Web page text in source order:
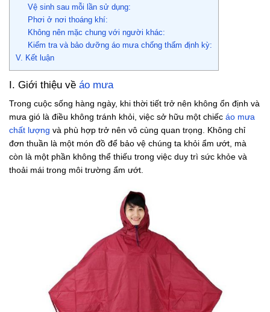
Vệ sinh sau mỗi lần sử dụng:
Phơi ở nơi thoáng khí:
Không nên mặc chung với người khác:
Kiểm tra và bảo dưỡng áo mưa chống thấm định kỳ:
V. Kết luận
I. Giới thiệu về áo mưa
Trong cuộc sống hàng ngày, khi thời tiết trở nên không ổn định và
mưa gió là điều không tránh khỏi, việc sở hữu một chiếc áo mưa
chất lượng và phù hợp trở nên vô cùng quan trọng. Không chỉ
đơn thuần là một món đồ để bảo vệ chúng ta khỏi ẩm ướt, mà
còn là một phần không thể thiếu trong việc duy trì sức khỏe và
thoải mái trong môi trường ẩm ướt.